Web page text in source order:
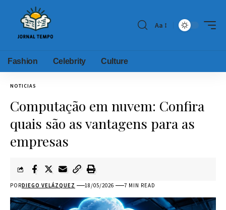
Aa
Fashion Celebrity Culture
NOTICIAS
Computação em nuvem: Confira
quais são as vantagens para as
empresas
PORDIEGO VELÁZQUEZ 18/05/2026 7 MIN READ